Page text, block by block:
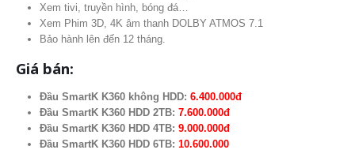
Xem tivi, truyền hình, bóng đá…
Xem Phim 3D, 4K âm thanh DOLBY ATMOS 7.1
Bảo hành lên đến 12 tháng.
Giá bán:
Đầu SmartK K360 không HDD: 6.400.000đ
Đầu SmartK K360 HDD 2TB: 7.600.000đ
Đầu SmartK K360 HDD 4TB: 9.000.000đ
Đầu SmartK K360 HDD 6TB: 10.600.000